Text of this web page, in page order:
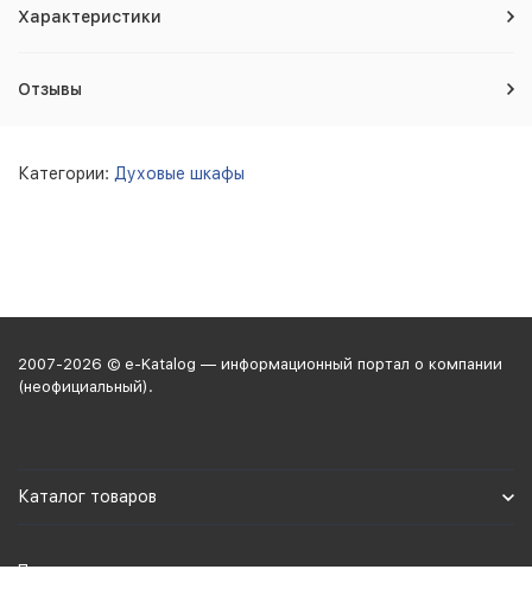
Характеристики
Отзывы
Категории: Духовые шкафы
2007-2026 © e-Katalog — информационный портал о компании
(неофициальный).
Каталог товаров
Политика персональных данных